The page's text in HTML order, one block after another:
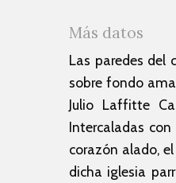
Más datos
Las paredes del
sobre fondo
Julio Laffitte
Intercaladas
corazón alado,
dicha iglesia